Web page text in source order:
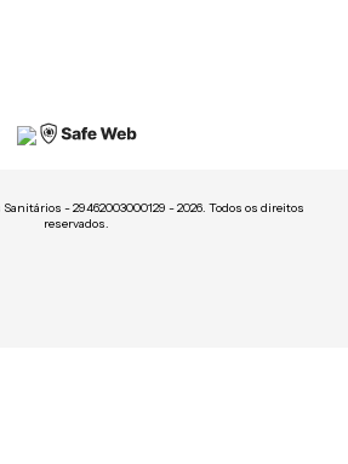
- 29462003000129 - 2026. Todos os direitos
reservados.